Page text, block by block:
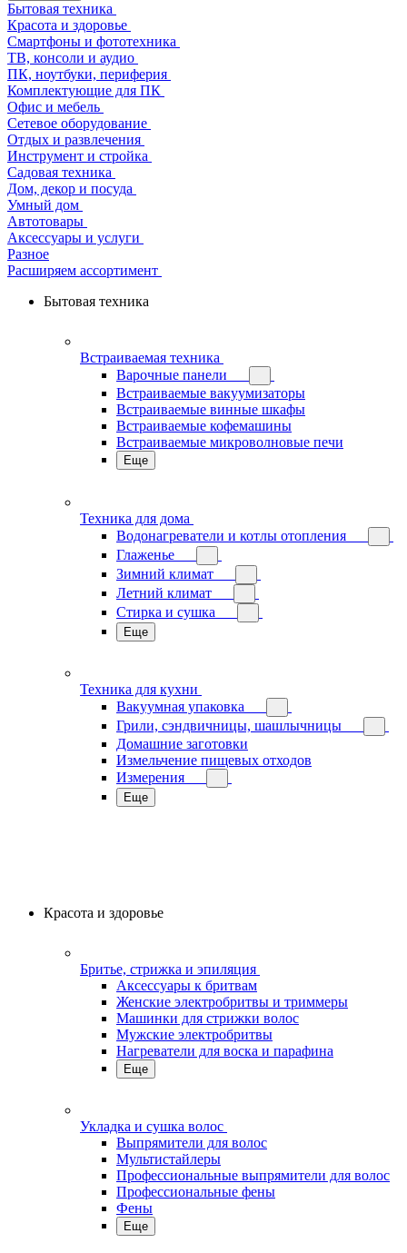
Бытовая техника
Красота и здоровье
Смартфоны и фототехника
ТВ, консоли и аудио
ПК, ноутбуки, периферия
Комплектующие для ПК
Офис и мебель
Сетевое оборудование
Отдых и развлечения
Инструмент и стройка
Садовая техника
Дом, декор и посуда
Умный дом
Автотовары
Аксессуары и услуги
Разное
Расширяем ассортимент
Бытовая техника
Встраиваемая техника
Варочные панели
Встраиваемые вакуумизаторы
Встраиваемые винные шкафы
Встраиваемые кофемашины
Встраиваемые микроволновые печи
Еще
Техника для дома
Водонагреватели и котлы отопления
Глаженье
Зимний климат
Летний климат
Стирка и сушка
Еще
Техника для кухни
Вакуумная упаковка
Грили, сэндвичницы, шашлычницы
Домашние заготовки
Измельчение пищевых отходов
Измерения
Еще
Красота и здоровье
Бритье, стрижка и эпиляция
Аксессуары к бритвам
Женские электробритвы и триммеры
Машинки для стрижки волос
Мужские электробритвы
Нагреватели для воска и парафина
Еще
Укладка и сушка волос
Выпрямители для волос
Мультистайлеры
Профессиональные выпрямители для волос
Профессиональные фены
Фены
Еще